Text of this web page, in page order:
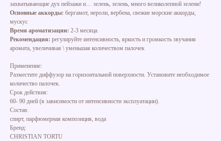
захватывающие дух пейзажи и… зелень, зелень, много великолепной зелени!
Основные аккорды: бергамот, нероли, вербена, свежие морские аккорды,
мускус
Время ароматизации: 2-3 месяца.
Рекомендация: регулируйте интенсивность, яркость и громкость звучания
аромата, увеличивая \ уменьшая количеством палочек
Применение:
Разместите диффузор на горизонтальной поверхности. Установите необходимое
количество палочек.
Срок действия:
60- 90 дней (в зависимости от интенсивности эксплуатации).
Состав:
спирт, парфюмерная композиция, вода
Бренд:
CHRISTIAN TORTU